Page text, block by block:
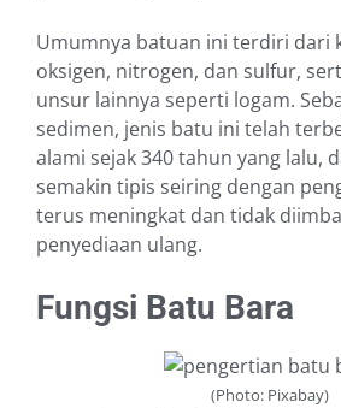
Umumnya batuan ini terdiri dari
oksigen, nitrogen, dan sulfur,
unsur lainnya seperti logam.
sedimen, jenis batu ini telah
alami sejak 340 tahun yang lalu,
semakin tipis seiring dengan
terus meningkat dan tidak
penyediaan ulang.
Fungsi Batu Bara
(Photo: Pixabay)